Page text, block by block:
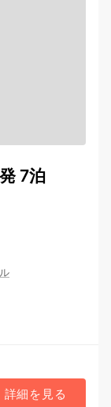
7泊
詳細を見る